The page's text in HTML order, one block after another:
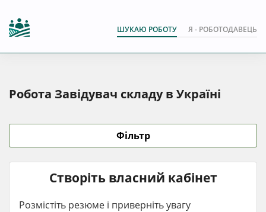
ШУКАЮ РОБОТУ Я - РОБОТОДАВЕЦЬ
Робота Завідувач складу в Україні
Фільтр
Створіть власний кабінет
Розмістіть резюме і приверніть увагу